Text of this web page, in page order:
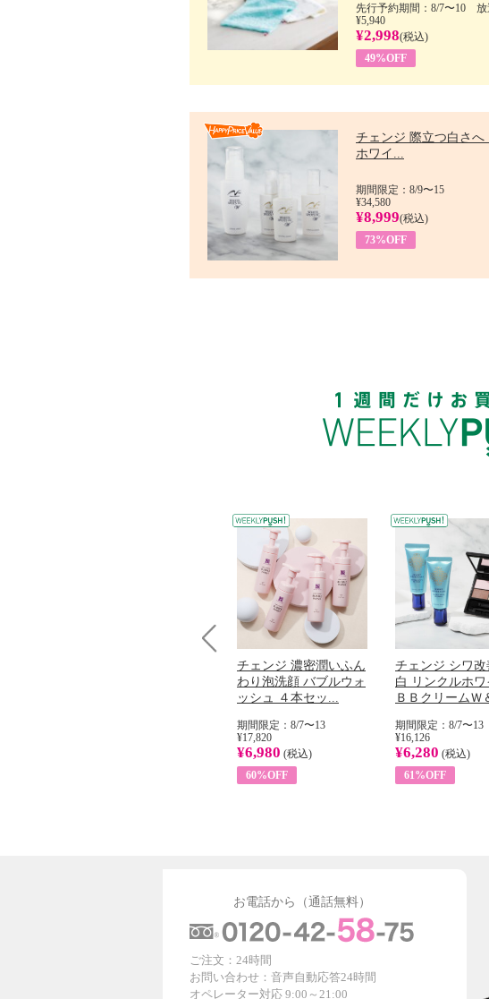
先行予約期間：8/7〜10 放
¥5,940
¥2,998(税込)
49%OFF
チェンジ 際立つ白さへ
ホワイ...
期間限定：8/9〜15
¥34,580
¥8,999(税込)
73%OFF
チェンジ 濃密潤いふん
わり泡洗顔 バブルウォ
ッシュ ４本セッ...
期間限定：8/7〜13
¥17,820
¥6,980 (税込)
60%OFF
チェンジ シワ改
白 リンクルホワ
ＢＢクリームＷ
期間限定：8/7〜13
¥16,126
¥6,280 (税込)
61%OFF
お電話から（通話無料）
ご注文：24時間
お問い合わせ：音声自動応答24時間
オペレーター対応 9:00～21:00